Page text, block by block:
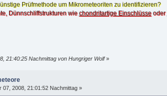
Prüfmethode um Mikrometeoriten zu identifizieren?
Dünnschliffstrukturen wiechondritartige Einschlüsseoder
21:40:25 Nachmittag von Hungriger Wolf»
07, 2008, 21:01:52 Nachmittag »